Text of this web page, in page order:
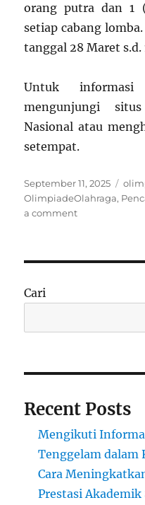
orang putra dan 1
setiap cabang
tanggal 28 Maret s.d.
Untuk
mengunjungi
Nasional atau
setempat.
Posted
on
September 11, 2025
OlimpiadeOlahraga,
a commenton
2025
SMP
Cari
Recent Posts
Mengikuti
Tenggelam dalam
Cara
Prestasi